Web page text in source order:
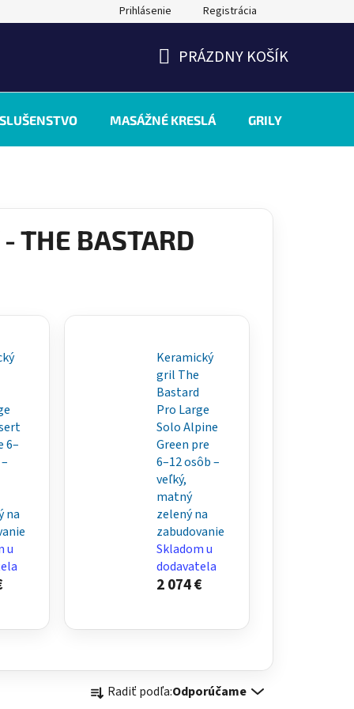
Prihlásenie Registrácia
KOŠÍK
PRÁZDNY KOŠÍK
MASÁŽNÉ KRESLÁ GRILY
THE BASTARD
6–
na
u
Keramický
gril The
Bastard
Pro Large
Solo Alpine
Green pre
6–12 osôb –
veľký,
matný
zelený na
zabudovanie
Skladom u
dodavatela
2 074 €
a Radiť podľa:Odporúčame